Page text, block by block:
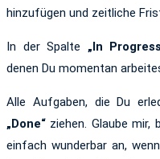
hinzufügen und zeitliche
In der Spalte „In
denen Du momentan
Alle Aufgaben, die Du
„Done“ ziehen. Glaube
einfach wunderbar an,